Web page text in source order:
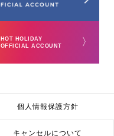
HOT HOLIDAY
OFFICIAL ACCOUNT
〉
個人情報保護方針
キャンセルについて